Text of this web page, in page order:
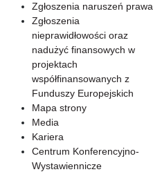
Zgłoszenia naruszeń prawa
Zgłoszenia
nieprawidłowości oraz
nadużyć finansowych w
projektach
współfinansowanych z
Funduszy Europejskich
Mapa strony
Media
Kariera
Centrum Konferencyjno-
Wystawiennicze